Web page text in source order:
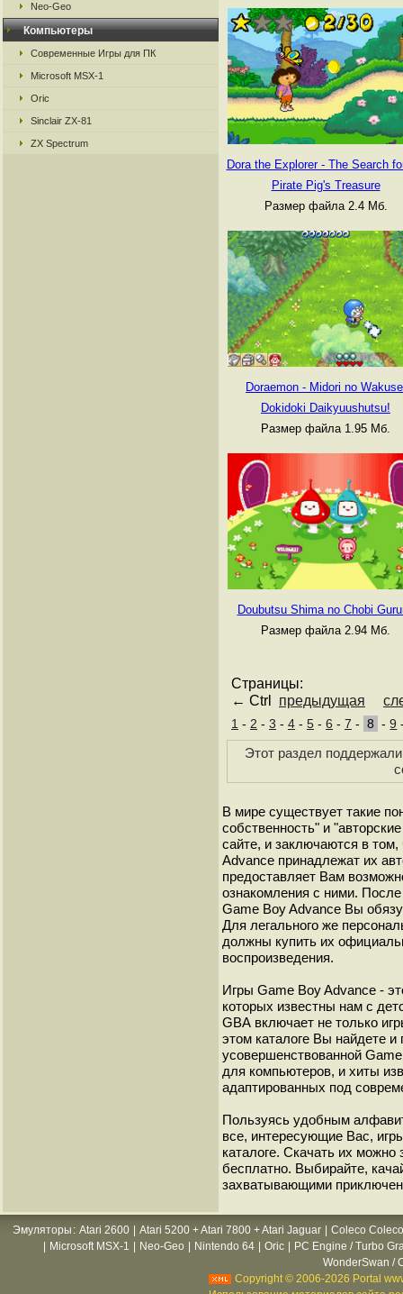
Neo-Geo
Компьютеры
Современные Игры для ПК
Microsoft MSX-1
Oric
Sinclair ZX-81
ZX Spectrum
Dora the Explorer - The Search
Pirate Pig's Treasure
Размер файла 2.4 Мб.
Doraemon - Midori no
Dokidoki Daikyuushutsu!
Размер файла 1.95 Мб.
Doubutsu Shima no Chobi
Размер файла 2.94 Мб.
Страницы:
← Ctrl предыдущая
1 - 2 - 3 - 4 - 5 - 6 - 7 - 8 -9
Этот раздел
В мире существует такие
собственность" и
сайте, и заключаются в
Advance принадлежат их
предоставляет Вам
ознакомления с ними.
Game Boy Advance Вы
Для легального же
должны купить их
воспроизведения.
Игры Game Boy Advance -
которых известны нам с
GВА включает не только
этом каталоге Вы найдете
усовершенствованной
для компьютеров, и хиты
адаптированных под
Пользуясь удобным
все, интересующие Вас,
каталоге. Скачать их
бесплатно. Выбирайте,
захватывающими
Эмуляторы : Atari 2600 Atari 5200 + Atari 7800 + Atari Jaguar
Coleco
Microsoft MSX-1 Neo-Geo Nintendo 64 Oric
PC Engine / Turbo
WonderSwan /
Copyright © 2006-2026 Portal